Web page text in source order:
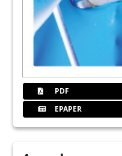
PDF
EPAPER